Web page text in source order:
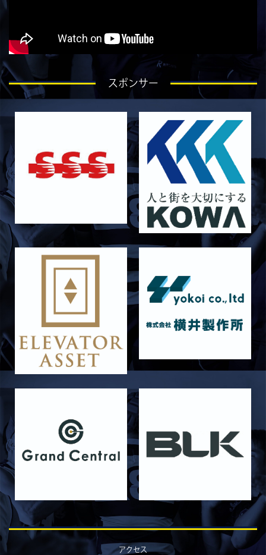
2026/07/27
STAFF blog
ラストイヤーにかける想い-芦塚悠大-
ラストイヤーにかける想い-青田宗久-
STAFF blog
6月27日 朝日大学戦
2026/06/26
STAFF blog
【Rits Familyのバトン】vol. 2 稲西輝紀
STAFF blog
2026/06/19
6月20日 花園大学
2026/06/16
STAFF blog
6月14日 島津製作所
2026/06/16
6月13日 名城大学
2026/06/12
STAFF blog
【Rits Familyのバトン】vol. 1 北村瞬太郎
【「イヤーブック2026」にお名前を掲載／サポ
ーター募集のお知らせ】
2026/05/31
STAFF blog
5月31日 関西学院大学AB
2026/05/31
STAFF blog
5月30日 関西学院大学CD
STAFF blog
2026/05/26
STAFF blog
5月24日 京都産業大学
スポンサー
アクセス